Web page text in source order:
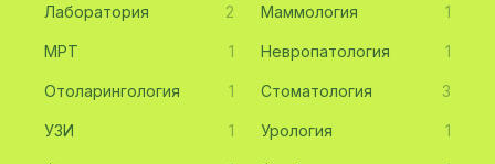
Лаборатория 2 Маммология 1
МРТ 1 Невропатология 1
Отоларингология 1 Стоматология 3
УЗИ 1 Урология 1